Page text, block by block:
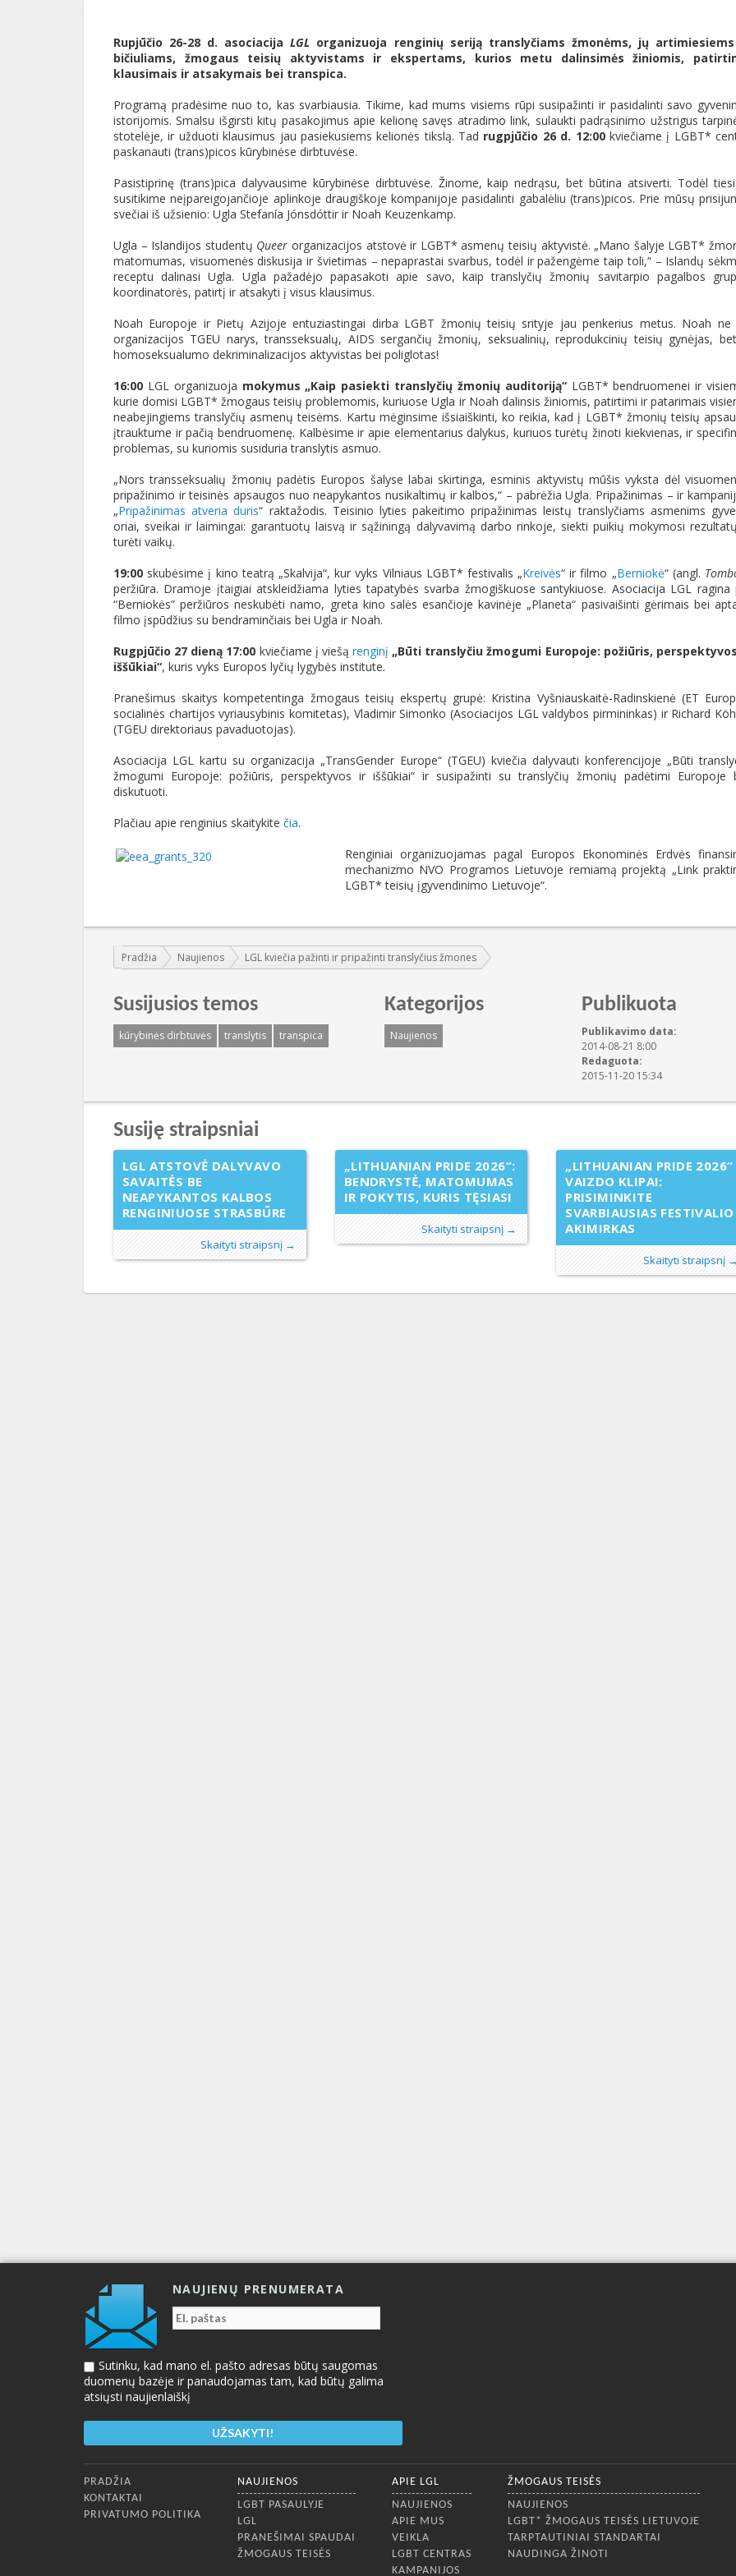
Rupjūčio 26-28 d. asociacijaLGL organizuoja renginių seriją translyčiams žmonėms, jų
bičiuliams, žmogaus teisių aktyvistams ir ekspertams, kurios metu dalinsimės žiniomis,
klausimais ir atsakymais bei transpica.
Programą pradėsime nuo to, kas svarbiausia. Tikime, kad mums visiems rūpi susipažinti ir pasidalinti savo
istorijomis. Smalsu išgirsti kitų pasakojimus apie kelionę savęs atradimo link, sulaukti padrąsinimo užstrigus
stotelėje, ir užduoti klausimus jau pasiekusiems kelionės tikslą. Tad rugpjūčio 26 d. 12:00 kviečiame į LGBT*
paskanauti (trans)picos kūrybinėse dirbtuvėse.
Pasistiprinę (trans)pica dalyvausime kūrybinėse dirbtuvėse. Žinome, kaip nedrąsu, bet būtina atsiverti. Todėl
susitikime neįpareigojančioje aplinkoje draugiškoje kompanijoje pasidalinti gabalėliu (trans)picos. Prie mūsų
svečiai iš užsienio: Ugla Stefanía Jónsdóttir ir Noah Keuzenkamp.
Ugla – Islandijos studentų Queer organizacijos atstovė ir LGBT* asmenų teisių aktyvistė. „Mano šalyje LGBT*
matomumas, visuomenės diskusija ir švietimas – nepaprastai svarbus, todėl ir pažengėme taip toli,“ – Islandų
receptu dalinasi Ugla. Ugla pažadėjo papasakoti apie savo, kaip translyčių žmonių savitarpio pagalbos
koordinatorės, patirtį ir atsakyti į visus klausimus.
Noah Europoje ir Pietų Azijoje entuziastingai dirba LGBT žmonių teisių srityje jau penkerius metus. Noah ne
organizacijos TGEU narys, transseksualų, AIDS sergančių žmonių, seksualinių, reprodukcinių teisių gynėjas,
homoseksualumo dekriminalizacijos aktyvistas bei poliglotas!
16:00 LGL organizuoja mokymus „Kaip pasiekti translyčių žmonių auditoriją“LGBT* bendruomenei ir
kurie domisi LGBT* žmogaus teisių problemomis, kuriuose Ugla ir Noah dalinsis žiniomis, patirtimi ir patarimais
neabejingiems translyčių asmenų teisėms. Kartu mėginsime išsiaiškinti, ko reikia, kad į LGBT* žmonių teisių
įtrauktume ir pačią bendruomenę. Kalbėsime ir apie elementarius dalykus, kuriuos turėtų žinoti kiekvienas, ir
problemas, su kuriomis susiduria translytis asmuo.
„Nors transseksualių žmonių padėtis Europos šalyse labai skirtinga, esminis aktyvistų mūšis vyksta dėl
pripažinimo ir teisinės apsaugos nuo neapykantos nusikaltimų ir kalbos,“ – pabrėžia Ugla. Pripažinimas – ir
„Pripažinimas atveria duris“ raktažodis. Teisinio lyties pakeitimo pripažinimas leistų translyčiams asmenims
oriai, sveikai ir laimingai: garantuotų laisvą ir sąžiningą dalyvavimą darbo rinkoje, siekti puikių mokymosi
turėti vaikų.
19:00 skubėsime į kino teatrą „Skalvija“, kur vyks Vilniaus LGBT* festivalis „Kreivės“ ir filmo „Berniokė“ (angl.
peržiūra. Dramoje įtaigiai atskleidžiama lyties tapatybės svarba žmogiškuose santykiuose. Asociacija LGL ragina
“Berniokės” peržiūros neskubėti namo, greta kino salės esančioje kavinėje „Planeta“ pasivaišinti gėrimais bei
filmo įspūdžius su bendraminčiais bei Ugla ir Noah.
Rugpjūčio 27 dieną 17:00 kviečiame į viešąrenginį „Būti translyčiu žmogumi Europoje: požiūris,
iššūkiai“, kuris vyks Europos lyčių lygybės institute.
Pranešimus skaitys kompetentinga žmogaus teisių ekspertų grupė: Kristina Vyšniauskaitė-Radinskienė (ET
socialinės chartijos vyriausybinis komitetas), Vladimir Simonko (Asociacijos LGL valdybos pirmininkas) ir Richard
(TGEU direktoriaus pavaduotojas).
Asociacija LGL kartu su organizacija „TransGender Europe“ (TGEU) kviečia dalyvauti konferencijoje „Būti
žmogumi Europoje: požiūris, perspektyvos ir iššūkiai“ ir susipažinti su translyčių žmonių padėtimi Europoje
diskutuoti.
Plačiau apie renginius skaitykite čia.
Renginiai organizuojamas pagal Europos Ekonominės Erdvės
mechanizmo NVO Programos Lietuvoje remiamą projektą „Link
LGBT* teisių įgyvendinimo Lietuvoje“.
Jūs esate čia:
Pradžia Naujienos LGL kviečia pažinti ir pripažinti translyčius žmones
Susijusios temos
kūrybinės dirbtuvės translytis transpica
Kategorijos
Naujienos
Publikuota
Publikavimo data:
2014-08-21 8:00
Redaguota:
2015-11-20 15:34
Susiję straipsniai
LGL ATSTOVĖ DALYVAVO
SAVAITĖS BE
NEAPYKANTOS KALBOS
RENGINIUOSE STRASBŪRE
Skaityti straipsnį →
„LITHUANIAN PRIDE 2026“:
BENDRYSTĖ, MATOMUMAS
IR POKYTIS, KURIS TĘSIASI
Skaityti straipsnį →
„LITHUANIAN PRIDE 2026“
VAIZDO KLIPAI:
PRISIMINKITE
SVARBIAUSIAS FESTIVALIO
AKIMIRKAS
Skaityti straipsnį
NAUJIENŲ PRENUMERATA
Sutinku, kad mano el. pašto adresas būtų saugomas
duomenų bazėje ir panaudojamas tam, kad būtų galima
atsiųsti naujienlaiškį
Apatinis meniu
PRADŽIA
KONTAKTAI
PRIVATUMO POLITIKA
NAUJIENOS
LGBT PASAULYJE
LGL
PRANEŠIMAI SPAUDAI
ŽMOGAUS TEISĖS
APIE LGL
NAUJIENOS
APIE MUS
VEIKLA
LGBT CENTRAS
KAMPANIJOS
ŽMOGAUS TEISĖS
NAUJIENOS
LGBT* ŽMOGAUS TEISĖS LIETUVOJE
TARPTAUTINIAI STANDARTAI
NAUDINGA ŽINOTI